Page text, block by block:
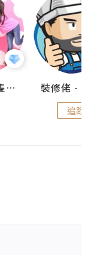
儍媽媽與兩隻小魔怪之家
追蹤